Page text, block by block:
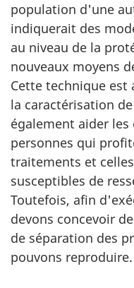
population d'une
indiquerait des
au niveau de la
nouveaux moyens
Cette technique est
la caractérisation
également aider les
personnes qui
traitements et
susceptibles de
Toutefois, afin
devons concevoir
de séparation des
pouvons reproduire.